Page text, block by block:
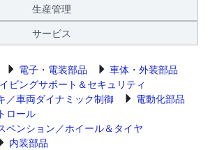
生産管理
サービス
電子・電装部品
車体・外装部品
ビングサポート＆セキュリティ
／車両ダイナミック制御
電動化部品
ロール
ペンション／ホイール＆タイヤ
内装部品